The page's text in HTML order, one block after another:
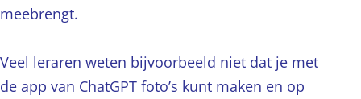
meebrengt.
Veel leraren weten bijvoorbeeld niet dat je met
de app van ChatGPT foto’s kunt maken en op